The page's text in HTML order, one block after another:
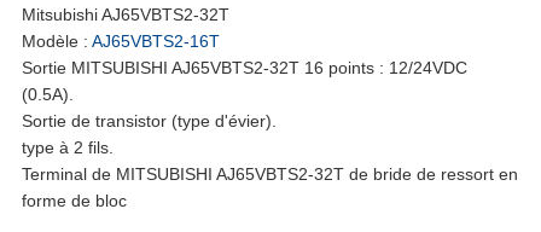
POLITIQUE
EN
MATIÈRE
DE
Mitsubishi AJ65VBTS2-32T
Modèle : AJ65VBTS2-16T
Sortie MITSUBISHI AJ65VBTS2-32T 16 points : 12/24VDC
(0.5A).
Sortie de transistor (type d'évier).
type à 2 fils.
Terminal de MITSUBISHI AJ65VBTS2-32T de bride de ressort en
forme de bloc